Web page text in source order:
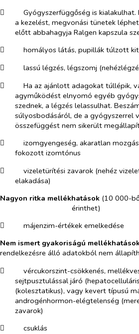
​
Gyógyszerfüggőség is
a kezelést, megvonási tünetek
előtt abbahagyja Ralgen kapszula
​
homályos látás, pupillák túlzott
​
lassú légzés, légszomj
​
Ha az ajánlott adagokat túllépik,
agyműködést elnyomó egyéb
szednek, a légzés lelassulhat.
súlyosbodásáról, de a gyógyszerrel
összefüggést nem sikerült
​
izomgyengeség, akaratlan
fokozott izomtónus
​
vizeletürítési zavarok (nehéz
elakadása)
Nagyon ritka mellékhatások (10 000-
érinthet)
​
májenzim-értékek emelkedése
Nem ismert gyakoriságú
rendelkezésre álló adatokból nem
​
vércukorszint-csökkenés,
sejtpusztulással járó
(kolesztatikus), vagy kevert típusú
androgénhormon-elégtelenség
zavarok)
​
csuklás